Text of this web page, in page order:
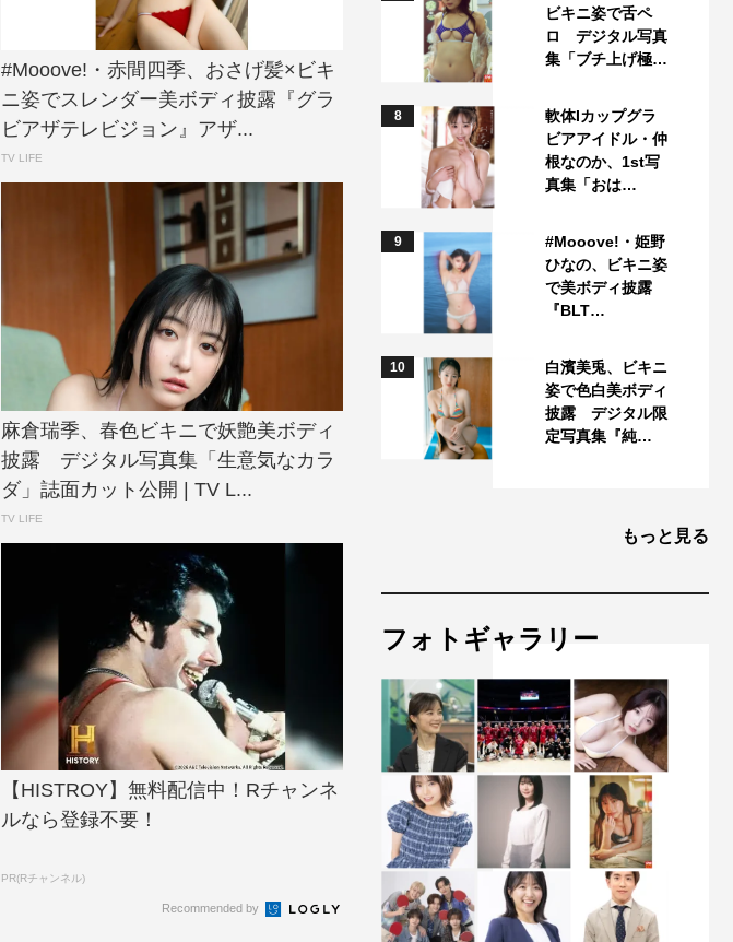
#Mooove!・赤間四季、おさげ髪×ビキ
ニ姿でスレンダー美ボディ披露『グラ
ビアザテレビジョン』アザ...
TV LIFE
麻倉瑞季、春色ビキニで妖艶美ボディ
披露 デジタル写真集「生意気なカラ
ダ」誌面カット公開 | TV L...
TV LIFE
【HISTROY】無料配信中！Rチャンネ
ルなら登録不要！
PR(Rチャンネル)
Recommended by
ビキニ姿で舌ペ
ロ デジタル写真
集「ブチ上げ極…
8
軟体Iカップグラ
ビアアイドル・仲
根なのか、1st写
真集「おは…
9
#Mooove!・姫野
ひなの、ビキニ姿
で美ボディ披露
『BLT…
10
白濱美兎、ビキニ
姿で色白美ボディ
披露 デジタル限
定写真集『純…
もっと見る
フォトギャラリー